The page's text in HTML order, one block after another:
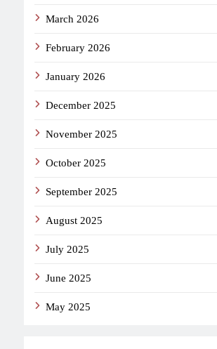
March 2026
February 2026
January 2026
December 2025
November 2025
October 2025
September 2025
August 2025
July 2025
June 2025
May 2025